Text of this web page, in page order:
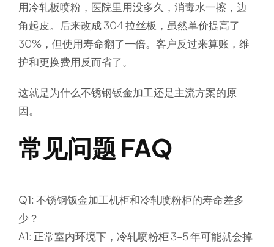
用冷轧板喷粉，医院里用没多久，消毒水一擦，边
角起皮。后来改成 304 拉丝板，虽然单价提高了
30%，但使用寿命翻了一倍。客户反过来算账，维
护和更换费用反而省了。
这就是为什么不锈钢钣金加工还是主流方案的原
因。
常见问题 FAQ
Q1: 不锈钢钣金加工机柜和冷轧喷粉柜的寿命差多
少？
A1: 正常室内环境下，冷轧喷粉柜 3–5 年可能就会掉